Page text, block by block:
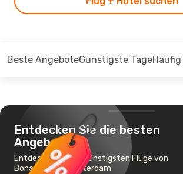
Beste AngeboteGünstigste Tage
Entdecken Sie die besten
Angebote
Entdecken Sie die günstigsten Flüge von
Bonaire nach Amsterdam